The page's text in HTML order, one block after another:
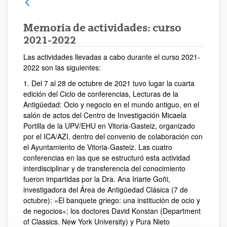
Memoria de actividades: curso
2021-2022
Las actividades llevadas a cabo durante el curso 2021-
2022 son las siguientes:
1. Del 7 al 28 de octubre de 2021 tuvo lugar la cuarta
edición del Ciclo de conferencias, Lecturas de la
Antigüedad: Ocio y negocio en el mundo antiguo, en el
salón de actos del Centro de Investigación Micaela
Portilla de la UPV/EHU en Vitoria-Gasteiz, organizado
por el ICA/AZI, dentro del convenio de colaboración con
el Ayuntamiento de Vitoria-Gasteiz. Las cuatro
conferencias en las que se estructuró esta actividad
interdisciplinar y de transferencia del conocimiento
fueron impartidas por la Dra. Ana Iriarte Goñi,
investigadora del Área de Antigüedad Clásica (7 de
octubre): «El banquete griego: una institución de ocio y
de negocios»; los doctores David Konstan (Department
of Classics. New York University) y Pura Nieto